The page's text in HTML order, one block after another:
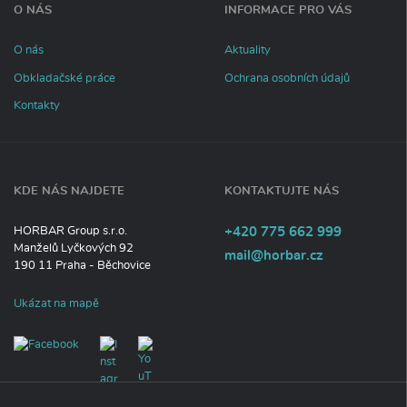
O NÁS
O nás
Obkladačské práce
Kontakty
INFORMACE PRO VÁS
Aktuality
Ochrana osobních údajů
KDE NÁS NAJDETE
HORBAR Group s.r.o.
Manželů Lyčkových 92
190 11 Praha - Běchovice
Ukázat na mapě
KONTAKTUJTE NÁS
Telefon:
+420 775 662 999
E-
mail@horbar.cz